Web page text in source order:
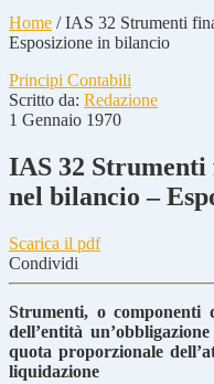
Home /IAS 32 Strumenti
Esposizione in bilancio
Principi Contabili
Scritto da: Redazione
1 Gennaio 1970
IAS 32 Strumenti
nel bilancio –
Scarica il pdf
Condividi
Strumenti, o componenti
dell’entità
quota proporzionale
liquidazione